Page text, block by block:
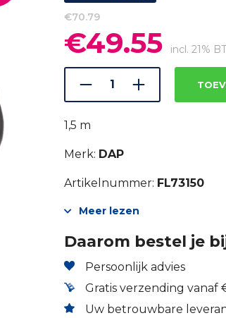
€70.79
Oorspronkelijke
prijs
was:
€70.79.
€49.55prijs
is:
€49.55.
incl. 21%
1,5 m
Merk: DAP
Artikelnummer: FL73150
Meer lezen
Daarom bestel je
Persoonlijk advies
Gratis verzending vanaf
Uw betrouwbare